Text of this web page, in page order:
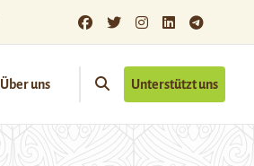
Über uns Unterstützt uns